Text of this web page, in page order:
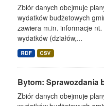
Zbiór danych obejmuje
wydatków budżetowych
zawiera m.in. informacje
wydatków (działów,...
RDF CSV
Bytom: Sprawozdania
Zbiór danych obejmuje